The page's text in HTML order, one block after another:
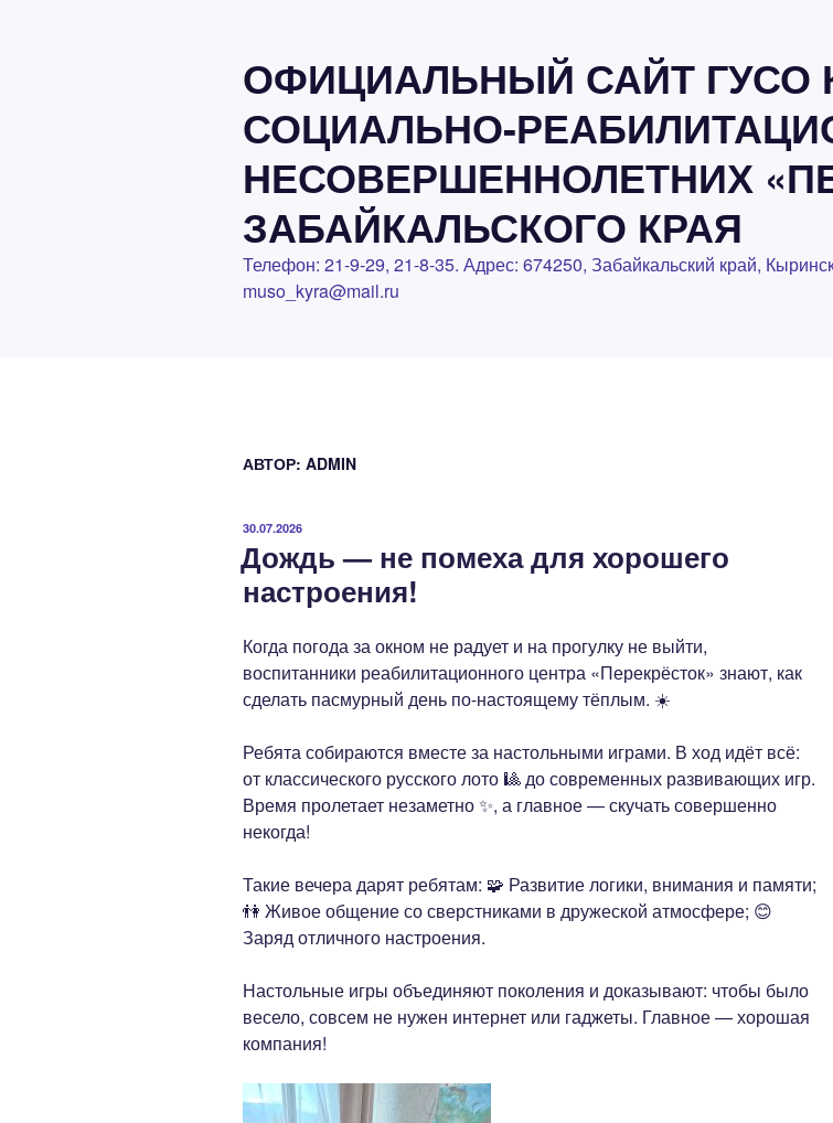
ОФИЦИАЛЬНЫЙ САЙТ ГУСО
СОЦИАЛЬНО-
НЕСОВЕРШЕННОЛЕТНИХ
ЗАБАЙКАЛЬСКОГО КРАЯ
Телефон: 21-9-29, 21-8-35. Адрес: 674250, Забайкальский край,
muso_kyra@mail.ru
АВТОР: ADMIN
ОПУБЛИКОВАНО
30.07.2026
Дождь — не помеха для хорошего
настроения!
Когда погода за окном не радует и на прогулку не выйти,
воспитанники реабилитационного центра «Перекрёсток» знают, как
сделать пасмурный день по-настоящему тёплым. ☀️
Ребята собираются вместе за настольными играми. В ход идёт всё:
от классического русского лото 🎱 до современных развивающих игр.
Время пролетает незаметно ✨, а главное — скучать совершенно
некогда!
Такие вечера дарят ребятам: 🧩 Развитие логики, внимания и памяти;
👫 Живое общение со сверстниками в дружеской атмосфере; 😊
Заряд отличного настроения.
Настольные игры объединяют поколения и доказывают: чтобы было
весело, совсем не нужен интернет или гаджеты. Главное — хорошая
компания!